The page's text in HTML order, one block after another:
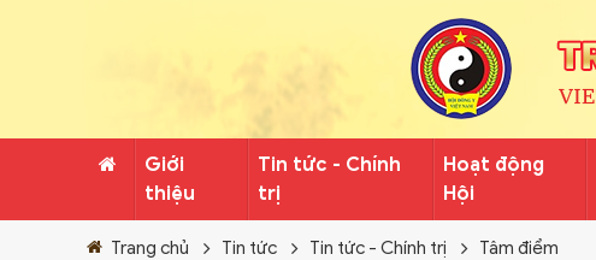
Giới
thiệu
Tin tức - Chính
trị
Hoạt động
Hội
Trang chủ Tin tức Tin tức - Chính trị Tâm điểm